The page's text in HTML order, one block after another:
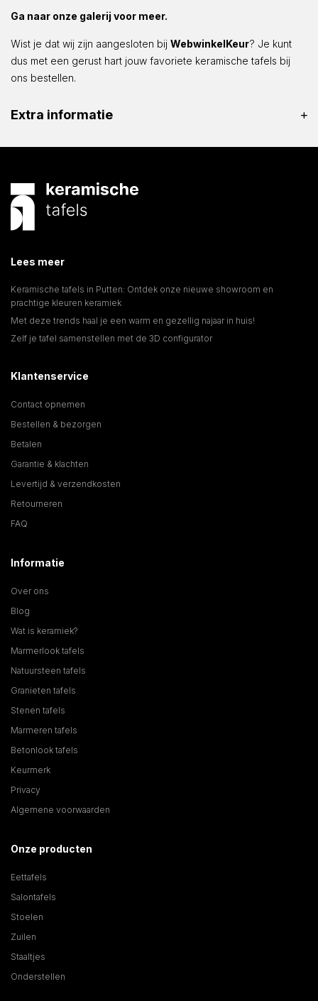
Ga naar onze galerij voor meer.
Wist je dat wij zijn aangesloten bij WebwinkelKeur? Je kunt
dus met een gerust hart jouw favoriete keramische tafels bij
ons bestellen.
Extra informatie
Lees meer
Keramische tafels in Putten: Ontdek onze nieuwe showroom en
prachtige kleuren keramiek
Met deze trends haal je een warm en gezellig najaar in huis!
Zelf je tafel samenstellen met de 3D configurator
Klantenservice
Contact opnemen
Bestellen & bezorgen
Betalen
Garantie & klachten
Levertijd & verzendkosten
Retourneren
FAQ
Informatie
Over ons
Blog
Wat is keramiek?
Marmerlook tafels
Natuursteen tafels
Granieten tafels
Stenen tafels
Marmeren tafels
Betonlook tafels
Keurmerk
Privacy
Algemene voorwaarden
Onze producten
Eettafels
Salontafels
Stoelen
Zuilen
Staaltjes
Onderstellen